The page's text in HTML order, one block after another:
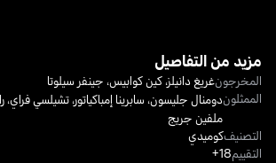
مزيد من التفاصيل
المخرجونغريغ دانيلز،كين كوابيس، جينفر سيلوتا
الممثلوندومنال جليسون، سابرينا إمباكياتور،تشيلسي فراي،
ملفين جريج
التصنيفكوميدي
التقييم18+